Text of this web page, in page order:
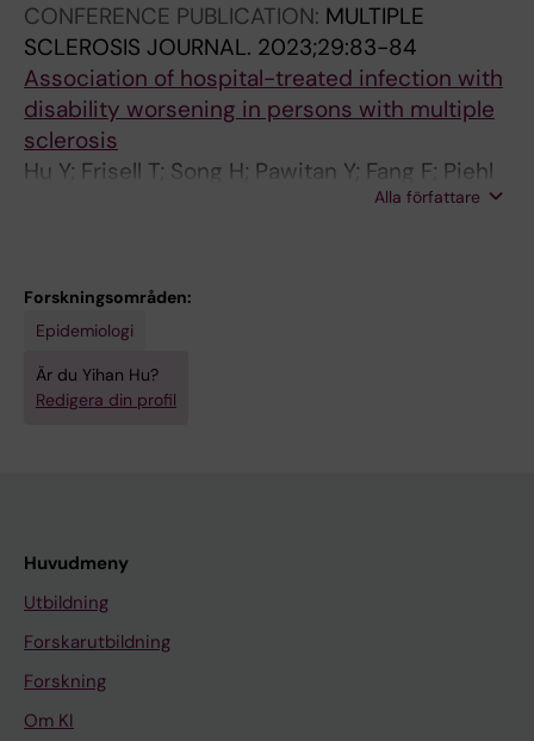
CONFERENCE PUBLICATION: MULTIPLE
SCLEROSIS JOURNAL. 2023;29:83-84
Association of hospital-treated infection with
disability worsening in persons with multiple
sclerosis
Hu Y; Frisell T; Song H; Pawitan Y; Fang F; Piehl
Alla författare
Forskningsområden:
Epidemiologi
Är du Yihan Hu?
Redigera din profil
Huvudmeny
Utbildning
Forskarutbildning
Forskning
Om KI